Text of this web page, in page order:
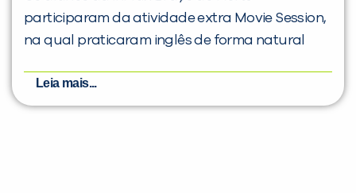
participaram da atividade extra Movie Session,
na qual praticaram inglês de forma natural
Leia mais...